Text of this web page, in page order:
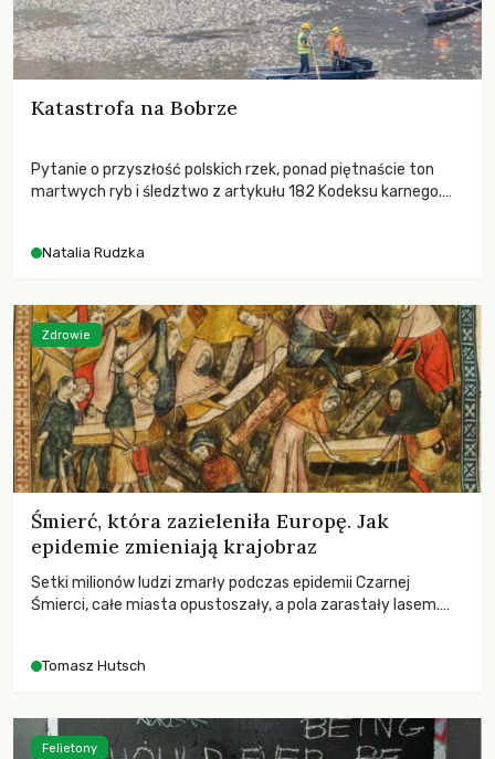
Katastrofa na Bobrze
Pytanie o przyszłość polskich rzek, ponad piętnaście ton
martwych ryb i śledztwo z artykułu 182 Kodeksu karnego.
zdarzeń prowadzących do biologicznej śmierci rzeki.
Natalia Rudzka
Śmierć, która zazieleniła Europę. Jak
epidemie zmieniają krajobraz
Setki milionów ludzi zmarły podczas epidemii Czarnej
Śmierci, całe miasta opustoszały, a pola zarastały lasem.
największych katastrof w swoich dziejach.
Tomasz Hutsch
Zdrowie
Felietony